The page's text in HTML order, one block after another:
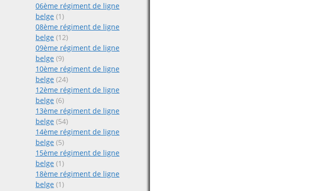
06ème régiment de ligne
belge (1)
08ème régiment de ligne
belge (12)
09ème régiment de ligne
belge (9)
10ème régiment de ligne
belge (24)
12ème régiment de ligne
belge (6)
13ème régiment de ligne
belge (54)
14ème régiment de ligne
belge (5)
15ème régiment de ligne
belge (1)
18ème régiment de ligne
belge (1)